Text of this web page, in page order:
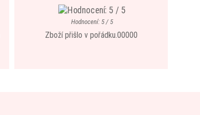
Hodnocení: 5 / 5
Zboží přišlo v pořádku.00000